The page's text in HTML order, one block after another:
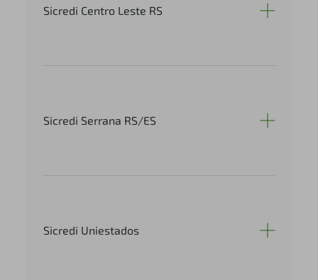
Sicredi Centro Leste RS
Sicredi Serrana RS/ES
Sicredi Uniestados